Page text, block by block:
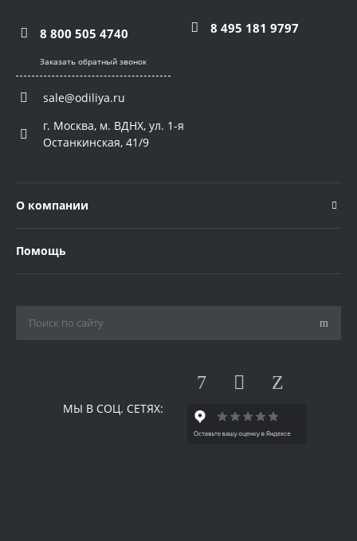
8 800 505 4740 8 495 181 9797
Заказать обратный звонок
sale@odiliya.ru
г. Москва, м. ВДНХ, ул. 1-я
Останкинская, 41/9
О компании
Помощь
МЫ В СОЦ. СЕТЯХ: